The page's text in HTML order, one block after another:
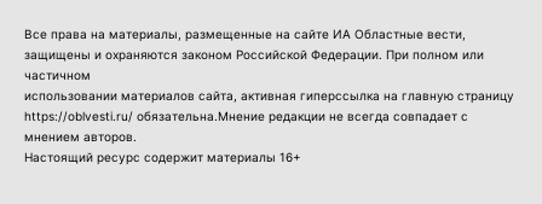
Все права на материалы, размещенные на сайте ИА Областные вести,
защищены и охраняются законом Российской Федерации. При полном или
частичном
использовании материалов сайта, активная гиперссылка на главную страницу
https://oblvesti.ru/ обязательна.Мнение редакции не всегда совпадает с
мнением авторов.
Настоящий ресурс содержит материалы 16+